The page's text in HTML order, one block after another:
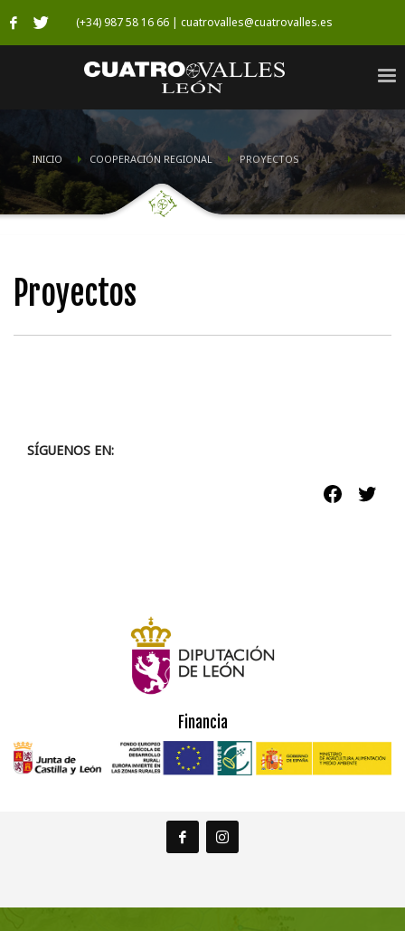
(+34) 987 58 16 66 | cuatrovalles@cuatrovalles.es
INICIO COOPERACIÓN REGIONAL PROYECTOS
Proyectos
SÍGUENOS EN:
Financia